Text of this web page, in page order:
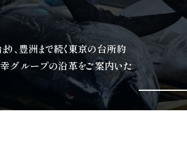
、豊洲まで続く東京の台所約
幸グループの沿革をご案内いた